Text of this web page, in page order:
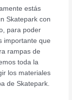
estás
Skatepark con
para poder
importante que
rampas de
toda la
los materiales
de Skatepark.